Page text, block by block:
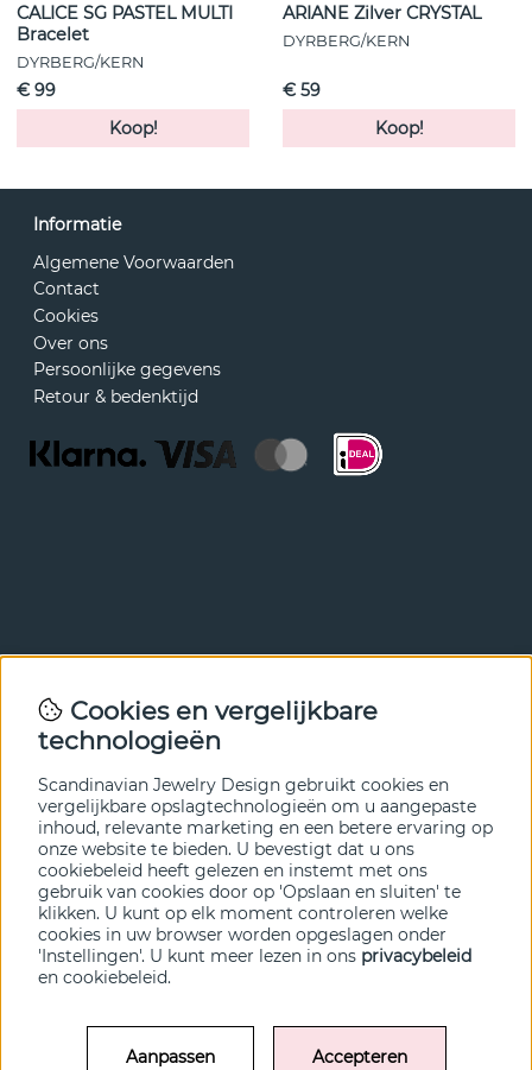
CALICE SG PASTEL MULTI
Bracelet
DYRBERG/KERN
€ 99
Koop!
ARIANE Zilver CRYSTAL
DYRBERG/KERN
€ 59
Koop!
Informatie
Algemene Voorwaarden
Contact
Cookies
Over ons
Persoonlijke gegevens
Retour & bedenktijd
Met onze nieuwsbrief ben je als eerste op de hoogte van
nieuws en aanbiedingen. Meld je hieronder aan.
VERZENDEN
Cookies en vergelijkbare
technologieën
Scandinavian Jewelry Design gebruikt cookies en
vergelijkbare opslagtechnologieën om u aangepaste
inhoud, relevante marketing en een betere ervaring op
onze website te bieden. U bevestigt dat u ons
cookiebeleid heeft gelezen en instemt met ons
gebruik van cookies door op 'Opslaan en sluiten' te
klikken. U kunt op elk moment controleren welke
cookies in uw browser worden opgeslagen onder
'Instellingen'. U kunt meer lezen in ons privacybeleid
en cookiebeleid.
Aanpassen Accepteren